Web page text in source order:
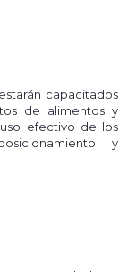
capacitados
de alimentos y
efectivo de los
y